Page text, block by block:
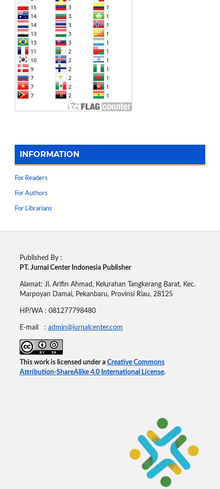
INFORMATION
For Readers
For Authors
For Librarians
Published By :
PT. Jurnal Center Indonesia Publisher
Alamat: Jl. Arifin Ahmad, Kelurahan Tangkerang Barat, Kec.
Marpoyan Damai, Pekanbaru, Provinsi Riau, 28125
HP/WA : 081277798480
E-mail : admin@jurnalcenter.com
This work is licensed under a Creative Commons
Attribution-ShareAlike 4.0 International License.